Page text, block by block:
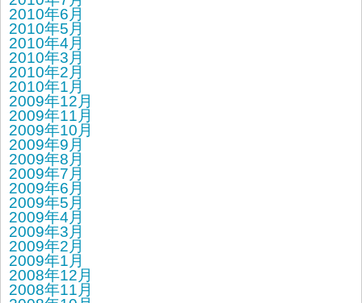
2010年6月
2010年5月
2010年4月
2010年3月
2010年2月
2010年1月
2009年12月
2009年11月
2009年10月
2009年9月
2009年8月
2009年7月
2009年6月
2009年5月
2009年4月
2009年3月
2009年2月
2009年1月
2008年12月
2008年11月